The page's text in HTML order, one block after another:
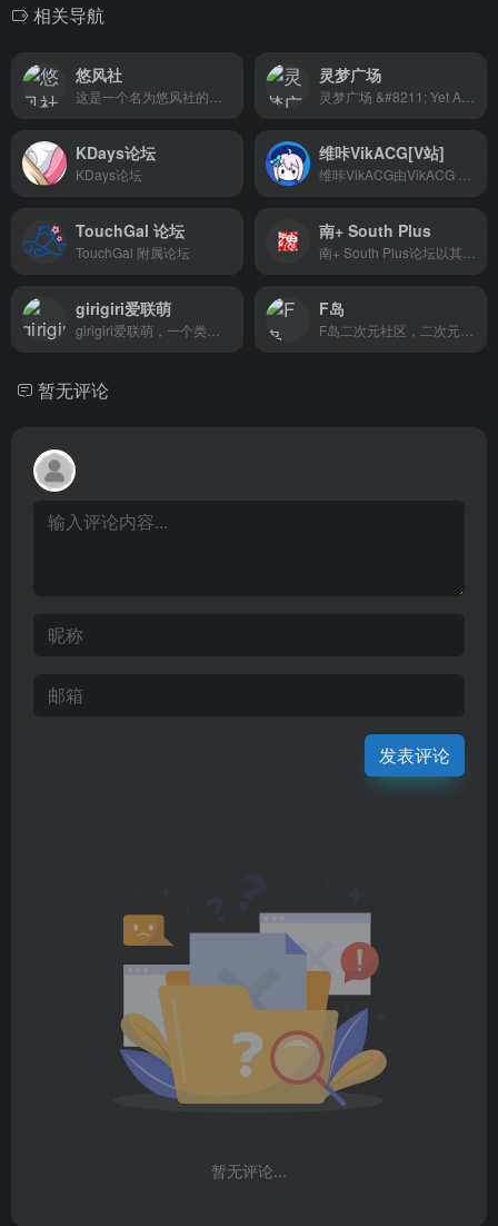
相关导航
悠风社 灵梦广场
KDays论坛
KDays论坛
维咔VikACG[V站]
TouchGal 论坛
TouchGal 附属论坛
南+ South Plus
girigiri爱联萌 F岛
暂无评论
发表评论
暂无评论...